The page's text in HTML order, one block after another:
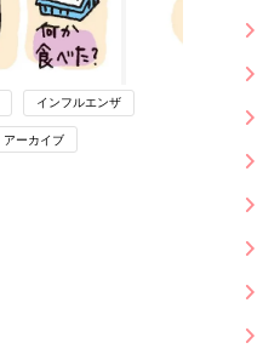
インフルエンザ
アーカイブ